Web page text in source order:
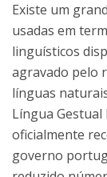
Existe um
usadas em
linguísticos
agravado pelo
línguas
Língua Gestual
oficialmente
governo